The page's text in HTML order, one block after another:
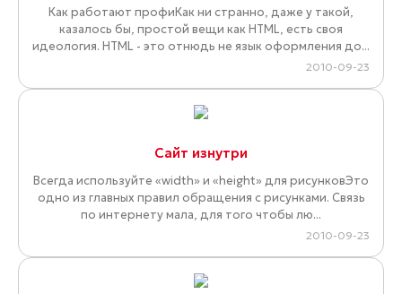
Как работают профиКак ни странно, даже у такой,
казалось бы, простой вещи как HTML, есть своя
идеология. HTML - это отнюдь не язык оформления до...
2010-09-23
Сайт изнутри
Всегда используйте «width» и «height» для рисунковЭто
одно из главных правил обращения с рисунками. Связь
по интернету мала, для того чтобы лю...
2010-09-23